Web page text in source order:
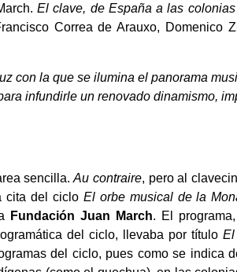
El clave, de España a las colonias
Correa de Arauxo, Domenico
con la que se ilumina el panorama
infundirle un renovado dinamismo,
sencilla. Au contraire, pero al
cita del ciclo El orbe musical de la
Fundación Juan March. El
del ciclo, llevaba por título El
del ciclo, pues como se indica